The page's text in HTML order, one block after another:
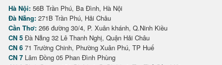
Hà Nội: 56B Trần Phú, Ba Đình, Hà Nội
Đà Nẵng: 271B Trần Phú, Hải Châu
Cần Thơ: 266 đường 30/4, P. Xuân khánh, Q.Ninh Kiều
CN 5 Đà Nẵng 32 Lê Thanh Nghị, Quận Hải Châu
CN 6 71 Trường Chinh, Phường Xuân Phú, TP Huế
CN 7 Lâm Đồng 05 Phan Đình Phùng